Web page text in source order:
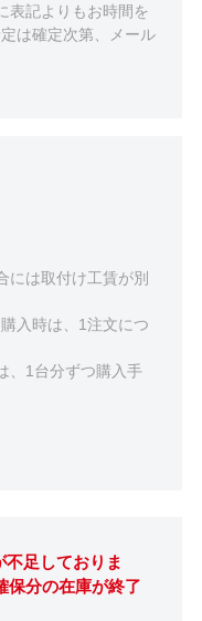
表記よりもお時間を
は確定次第、メール
には取付け工賃が別
入時は、1注文につ
、1台分ずつ購入手
不足しておりま
保分の在庫が終了